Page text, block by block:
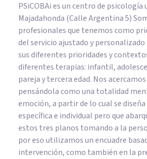
PSiCOBAi es un centro de psicología
Majadahonda (Calle Argentina 5)
profesionales que tenemos como
del servicio ajustado y personalizado
sus diferentes prioridades y
diferentes terapias: infantil,
pareja y tercera edad. Nos
pensándola como una totalidad
emoción, a partir de lo cual se
específica e individual pero que
estos tres planos tomando a la
por eso utilizamos un encuadre
intervención, como también en la